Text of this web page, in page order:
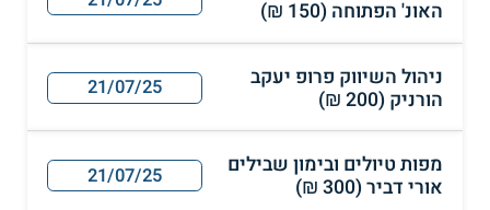
האונ' הפתוחה (150 ₪)
ניהול השיווק פרופ יעקב
הורניק (200 ₪)
21/07/25
מפות טיולים ובימון שבילים
אורי דביר (300 ₪)
21/07/25